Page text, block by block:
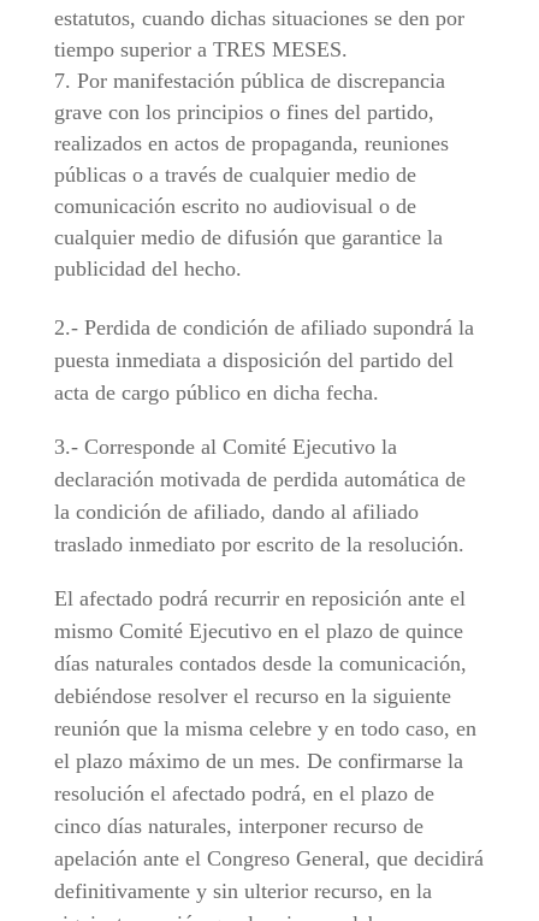
estatutos, cuando dichas situaciones se den por
tiempo superior a TRES MESES.
Por manifestación pública de discrepancia
grave con los principios o fines del partido,
realizados en actos de propaganda, reuniones
públicas o a través de cualquier medio de
comunicación escrito no audiovisual o de
cualquier medio de difusión que garantice la
publicidad del hecho.
2.- Perdida de condición de afiliado supondrá la
puesta inmediata a disposición del partido del
acta de cargo público en dicha fecha.
3.- Corresponde al Comité Ejecutivo la
declaración motivada de perdida automática de
la condición de afiliado, dando al afiliado
traslado inmediato por escrito de la resolución.
El afectado podrá recurrir en reposición ante el
mismo Comité Ejecutivo en el plazo de quince
días naturales contados desde la comunicación,
debiéndose resolver el recurso en la siguiente
reunión que la misma celebre y en todo caso, en
el plazo máximo de un mes. De confirmarse la
resolución el afectado podrá, en el plazo de
cinco días naturales, interponer recurso de
apelación ante el Congreso General, que decidirá
definitivamente y sin ulterior recurso, en la